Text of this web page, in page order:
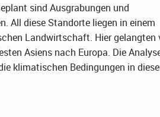
sind Ausgrabungen und
All diese Standorte liegen in einem
Landwirtschaft. Hier gelangten
Asiens nach Europa. Die
klimatischen Bedingungen in